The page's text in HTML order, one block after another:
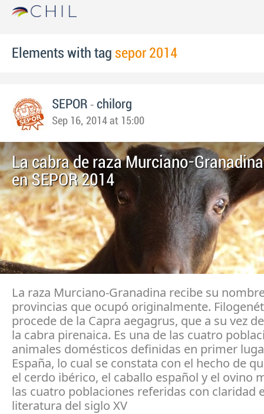
Elements with tag sepor 2014
SEPOR - chilorg
Sep 16, 2014 at 15:00
La cabra de raza Murciano-
en SEPOR 2014
La raza Murciano-Granadina recibe su
provincias que ocupó originalmente.
procede de la Capra aegagrus, que a su vez
la cabra pirenaica. Es una de las cuatro
animales domésticos definidas en primer
España, lo cual se constata con el hecho de
el cerdo ibérico, el caballo español y el ovino
las cuatro poblaciones referidas con claridad
literatura del siglo XV